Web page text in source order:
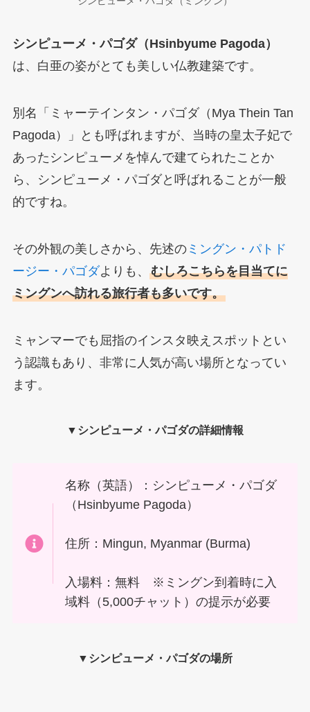
シンピューメ・パゴダ（Hsinbyume Pagoda）
は、白亜の姿がとても美しい仏教建築です。
別名「ミャーテインタン・パゴダ（Mya Thein Tan
Pagoda）」とも呼ばれますが、当時の皇太子妃で
あったシンピューメを悼んで建てられたことか
ら、
シンピューメ・パゴダと呼ばれることが一般
的ですね。
その外観の美しさから、先述のミングン・パトド
ージー・パゴダよりも、 むしろこちらを目当てに
ミングンへ訪れる旅行者も多いです。
ミャンマーでも屈指のインスタ映えスポットとい
う認識もあり、非常に人気が高い場所となってい
ます。
▼ シンピューメ・パゴダの詳細情報
名称（英語）：シンピューメ・パゴダ
（Hsinbyume Pagoda）
住所：Mingun, Myanmar (Burma)
入場料：無料 ※ミングン到着時に入
域料（5,000チャット）の提示が必要
▼ シンピューメ・パゴダの場所